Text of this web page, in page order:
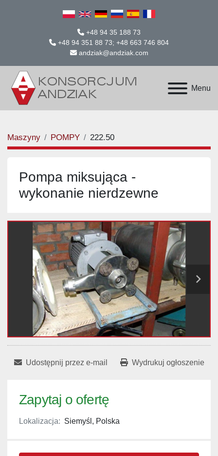
+48 94 35 188 73
+48 94 351 88 73; +48 663 746 804
andziak@andziak.com
Menu
Maszyny POMPY 222.50
Pompa miksująca -
wykonanie nierdzewne
Udostępnij przez e-mail Wydrukuj ogłoszenie
Zapytaj o ofertę
Lokalizacja: Siemyśl, Polska